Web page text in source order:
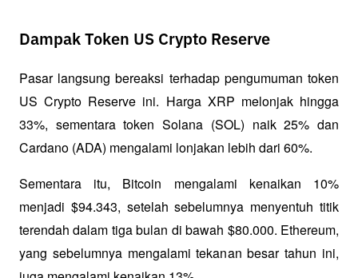
Dampak Token US Crypto Reserve
Pasar langsung bereaksi terhadap pengumuman token
US Crypto Reserve ini. Harga XRP melonjak hingga
33%, sementara token Solana (SOL) naik 25% dan
Cardano (ADA) mengalami lonjakan lebih dari 60%.
Sementara itu, Bitcoin mengalami kenaikan 10%
menjadi $94.343, setelah sebelumnya menyentuh titik
terendah dalam tiga bulan di bawah $80.000. Ethereum,
yang sebelumnya mengalami tekanan besar tahun ini,